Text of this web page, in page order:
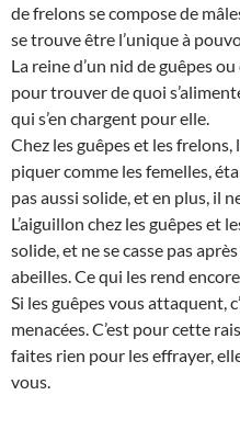
de frelons se compose de
se trouve être l’unique à
La reine d’un nid de guêpes
pour trouver de quoi
qui s’en chargent pour elle.
Chez les guêpes et les
piquer comme les femelles,
pas aussi solide, et en plus, il
L’aiguillon chez les guêpes et
solide, et ne se casse pas
abeilles. Ce qui les rend
Si les guêpes vous attaquent,
menacées. C’est pour cette
faites rien pour les effrayer,
vous.